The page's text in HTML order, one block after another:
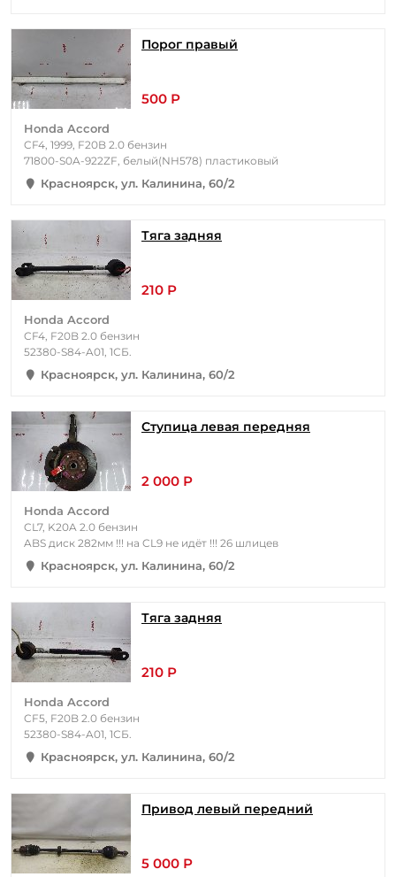
Порог правый
500 Р
Honda Accord
CF4, 1999, F20B 2.0 бензин
71800-S0A-922ZF, белый(NH578) пластиковый
Красноярск, ул. Калинина, 60/2
Тяга задняя
210 Р
Honda Accord
CF4, F20B 2.0 бензин
52380-S84-A01, 1СБ.
Красноярск, ул. Калинина, 60/2
Ступица левая передняя
2 000 Р
Honda Accord
CL7, K20A 2.0 бензин
ABS диск 282мм !!! на CL9 не идёт !!! 26 шлицев
Красноярск, ул. Калинина, 60/2
Тяга задняя
210 Р
Honda Accord
CF5, F20B 2.0 бензин
52380-S84-A01, 1СБ.
Красноярск, ул. Калинина, 60/2
Привод левый передний
5 000 Р